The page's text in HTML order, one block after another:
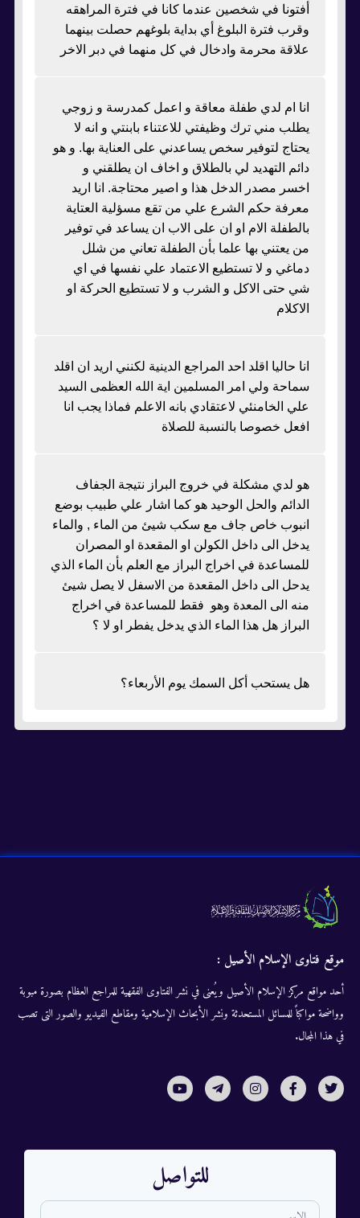
أفتونا في شخصين عندما كانا في فترة المراهقه
وقرب فترة البلوغ أي بداية بلوغهم حصلت بينهما
علاقة محرمة وادخال في كل منهما في دبر الاخر
انا ام لدي طفلة معاقة و اعمل كمدرسة و زوجي
يطلب مني ترك وظيفتي للاعتناء بابنتي و انه لا
يحتاج لتوفير سخص يساعدني على العناية بها. و هو
دائم التهديد لي بالطلاق و اخاف ان يطلقني و
اخسر مصدر الدخل هذا و اصير محتاجة. انا اريد
معرفة حكم الشرع علي من تقع مسؤلية العتاية
بالطفلة الام او ان على الاب ان يساعد في توفير
من يعتني بها علما بأن الطفلة تعاني من شلل
دماغي و لا تستطيع الاعتماد علي نفسها في اي
شي حتى الاكل و الشرب و لا تستطيع الحركة او
الاكلام
انا حاليا اقلد احد المراجع الدينية لكنني اريد ان اقلد
سماحة ولي امر المسلمين اية الله العظمى السيد
علي الخامنئي لاعتقادي بانه الاعلم فماذا يجب انا
افعل خصوصا بالنسبة للصلاة
هو لدي مشكلة في خروج البراز نتيجة الجفاف
الدائم والحل الوحيد هو كما اشار علي طبيب بوضع
انبوب خاص جاف مع سكب شيئ من الماء , والماء
يدخل الى داخل الكولن او المقعدة او المصران
للمساعدة في اخراج البراز مع العلم بأن الماء الذي
يدحل الى داخل المقعدة من الاسفل لا يصل شيئ
منه الى المعدة وهو فقط للمساعدة في اخراج
البراز هل هذا الماء الذي يدخل يفطر او لا ؟
هل يستحب أكل السمك يوم الأربعاء؟
موقع فتاوى الإسلام الأصيل :
أحد مواقع مركز الإسلام الأصيل ويُعنى في نشر الفتاوى الفقهية للمراجع العظام بصورة مبوبة
وواضحة مواكباً للمسائل المستحدثة ونشر الأبحاث الإسلامية ومقاطع الفيديو والصور التى تصب
في هذا المجال.
للتواصل